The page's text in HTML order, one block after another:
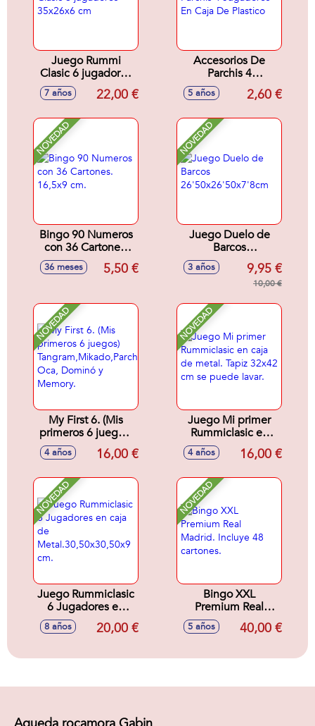
Juego Rummi
Clasic 6 jugadores
35x26x6 cm
7 años 22,00 €
Accesorios De
Parchis 4
Jugadores En Caja
De Plastico
5 años 2,60 €
NOVEDAD
Bingo 90 Numeros
con 36 Cartones.
16,5x9 cm.
36 meses 5,50 €
NOVEDAD
Juego Duelo de
Barcos
26'50x26'50x7'8cm
3 años 9,95 €
10,00 €
NOVEDAD
My First 6. (Mis
primeros 6 juegos)
Tangram,Mikado,Parchís,
Oca, Dominó y
4 años 16,00 €
NOVEDAD
Juego Mi primer
Rummiclasic en
caja de metal. Tapiz
32x42 cm se
4 años 16,00 €
NOVEDAD
Juego Rummiclasic
6 Jugadores en
caja de
Metal.30,50x30,50x9
8 años 20,00 €
NOVEDAD
Bingo XXL
Premium Real
Madrid. Incluye 48
cartones.
5 años 40,00 €